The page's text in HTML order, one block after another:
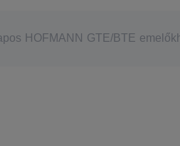
HOFMANN GTE/BTE